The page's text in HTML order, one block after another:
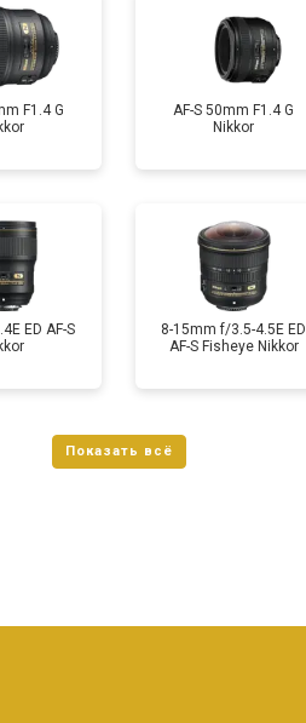
F1.4 G
AF-S 50mm F1.4 G
Nikkor
ED AF-S
8-15mm f/3.5-4.5E ED
AF-S Fisheye Nikkor